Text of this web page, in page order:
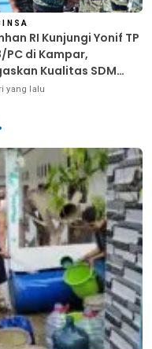
RI Kunjungi Yonif TP
PC di Kampar,
Kualitas SDM
Kekuatan TNI
yang lalu